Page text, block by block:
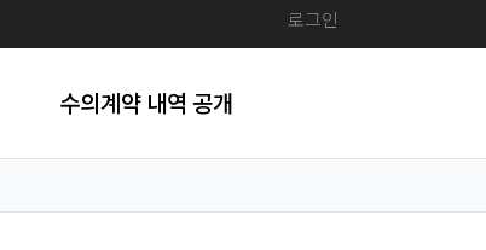
로그인
수의계약 내역 공개